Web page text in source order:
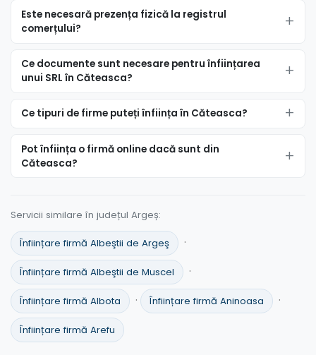
Este necesară prezența fizică la registrul
comerțului?
Ce documente sunt necesare pentru înființarea
unui SRL în Căteasca?
Ce tipuri de firme puteți înființa în Căteasca?
Pot înființa o firmă online dacă sunt din
Căteasca?
Servicii similare în județul Argeș:
Înființare firmă Albeştii de Argeş ·
Înființare firmă Albeştii de Muscel ·
Înființare firmă Albota · Înființare firmă Aninoasa ·
Înființare firmă Arefu